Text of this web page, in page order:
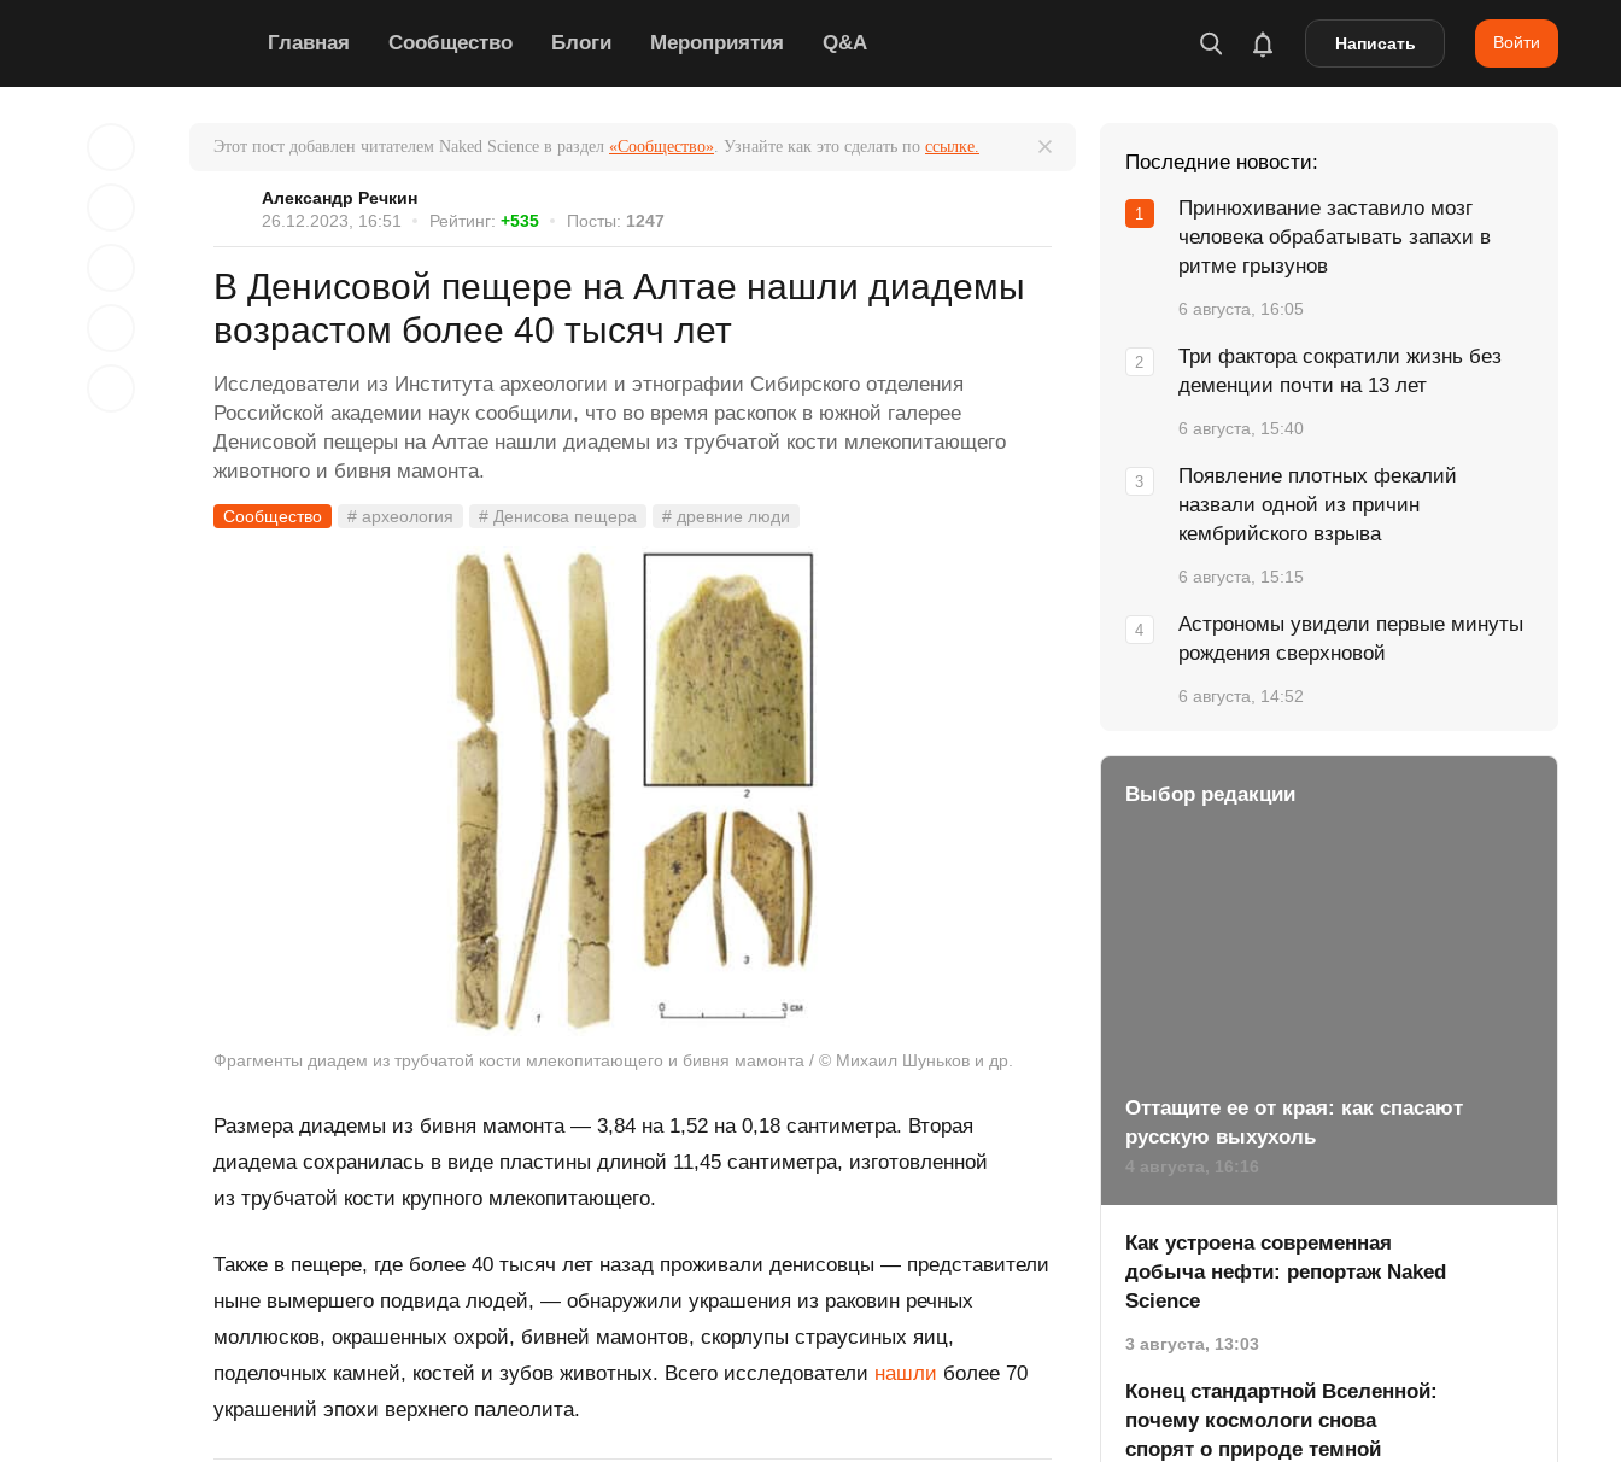
Главная Сообщество Блоги Мероприятия Q&A Написать Войти
Этот пост добавлен читателем Naked Science в раздел «Сообщество». Узнайте как это сделать по ссылке.
Александр Речкин
26.12.2023, 16:51
Рейтинг: +535 Посты: 1247
В Денисовой пещере на Алтае нашли диадемы
возрастом более 40 тысяч лет
Исследователи из Института археологии и этнографии Сибирского отделения
Российской академии наук сообщили, что во время раскопок в южной галерее
Денисовой пещеры на Алтае нашли диадемы из трубчатой кости млекопитающего
животного и бивня мамонта.
Сообщество # археология # Денисова пещера # древние люди
Фрагменты диадем из трубчатой кости млекопитающего и бивня мамонта / © Михаил Шуньков и др.
Размера диадемы из бивня мамонта — 3,84 на 1,52 на 0,18 сантиметра. Вторая
диадема сохранилась в виде пластины длиной 11,45 сантиметра, изготовленной
из трубчатой кости крупного млекопитающего.
Также в пещере, где более 40 тысяч лет назад проживали денисовцы — представители
ныне вымершего подвида людей, — обнаружили украшения из раковин речных
моллюсков, окрашенных охрой, бивней мамонтов, скорлупы страусиных яиц,
поделочных камней, костей и зубов животных. Всего исследователи нашли более 70
украшений эпохи верхнего палеолита.
Последние новости:
Принюхивание заставило мозг
человека обрабатывать запахи в
ритме грызунов
6 августа, 16:05
Три фактора сократили жизнь без
деменции почти на 13 лет
6 августа, 15:40
Появление плотных фекалий
назвали одной из причин
кембрийского взрыва
6 августа, 15:15
Астрономы увидели первые минуты
рождения сверхновой
6 августа, 14:52
Выбор редакции
Оттащите ее от края: как спасают
русскую выхухоль
4 августа, 16:16
Как устроена современная
добыча нефти: репортаж Naked
Science
3 августа, 13:03
Конец стандартной Вселенной:
почему космологи снова
спорят о природе темной